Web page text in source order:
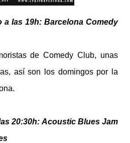
a las 19h: Barcelona Comedy
de Comedy Club, unas
así son los domingos por la
20:30h: Acoustic Blues Jam